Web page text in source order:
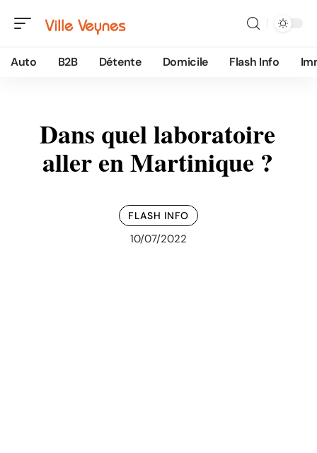
Auto B2B Détente Domicile Flash Info
Dans quel laboratoire
aller en Martinique ?
FLASH INFO
10/07/2022